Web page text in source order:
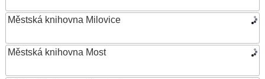
Městská knihovna Milovice
Městská knihovna Most